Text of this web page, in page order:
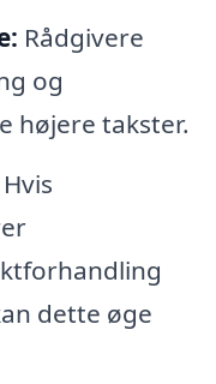
Rådgivere
og
højere takster.
Hvis
dette øge